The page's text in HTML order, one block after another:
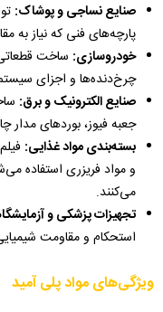
صنایع نساجی و پوشاک:
پارچه‌های فنی که نیاز به
خودروسازی: ساخت قطعاتی
چرخ‌دنده‌ها و اجزای
صنایع الکترونیک و برق:
جعبه فیوز، بوردهای
بسته‌بندی مواد غذایی:
و مواد فریزری استفاده
می‌کنند.
تجهیزات پزشکی و
استحکام و مقاومت شیمیایی
ویژگی‌های مواد پلی آمید